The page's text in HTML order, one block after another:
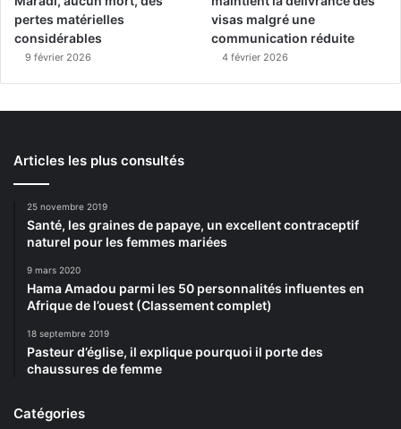
pertes matérielles
considérables
9 février 2026
visas malgré une
communication réduite
4 février 2026
Articles les plus consultés
25 novembre 2019
Santé, les graines de papaye, un excellent contraceptif
naturel pour les femmes mariées
9 mars 2020
Hama Amadou parmi les 50 personnalités influentes en
Afrique de l’ouest (Classement complet)
18 septembre 2019
Pasteur d’église, il explique pourquoi il porte des
chaussures de femme
Catégories